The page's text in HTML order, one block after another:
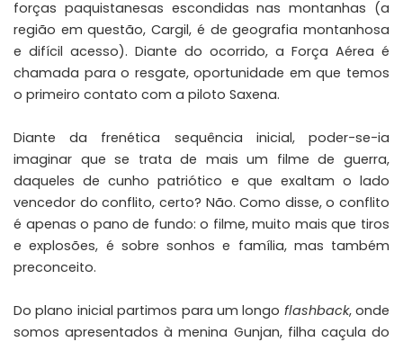
forças paquistanesas escondidas nas montanhas (a
região em questão, Cargil, é de geografia montanhosa
e difícil acesso). Diante do ocorrido, a Força Aérea é
chamada para o resgate, oportunidade em que temos
o primeiro contato com a piloto Saxena.
Diante da frenética sequência inicial, poder-se-ia
imaginar que se trata de mais um filme de guerra,
daqueles de cunho patriótico e que exaltam o lado
vencedor do conflito, certo? Não. Como disse, o conflito
é apenas o pano de fundo: o filme, muito mais que tiros
e explosões, é sobre sonhos e família, mas também
preconceito.
Do plano inicial partimos para um longo flashback, onde
somos apresentados à menina Gunjan, filha caçula do